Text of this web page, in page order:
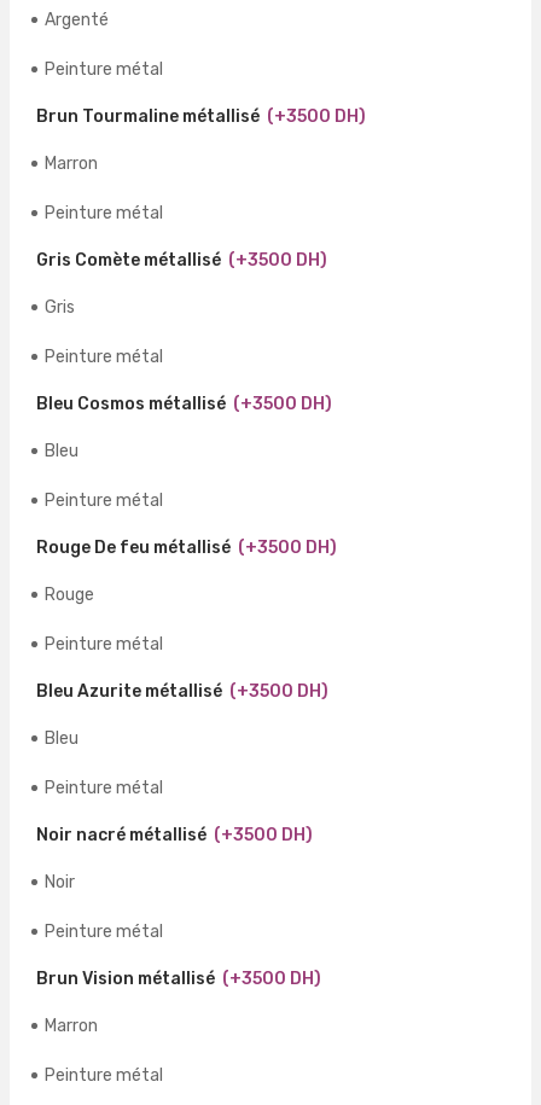
Argenté
Peinture métal
Brun Tourmaline métallisé (+3500 DH)
Marron
Peinture métal
Gris Comète métallisé (+3500 DH)
Gris
Peinture métal
Bleu Cosmos métallisé (+3500 DH)
Bleu
Peinture métal
Rouge De feu métallisé (+3500 DH)
Rouge
Peinture métal
Bleu Azurite métallisé (+3500 DH)
Bleu
Peinture métal
Noir nacré métallisé (+3500 DH)
Noir
Peinture métal
Brun Vision métallisé (+3500 DH)
Marron
Peinture métal